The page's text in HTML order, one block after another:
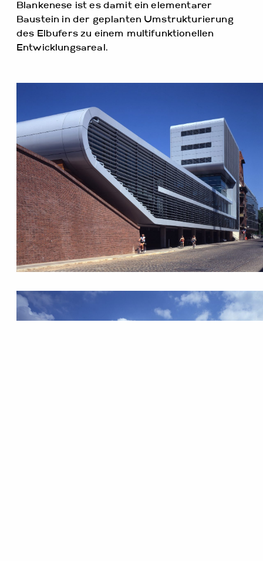
Blankenese ist es damit ein elementarer
Baustein in der geplanten Umstrukturierung
des Elbufers zu einem multifunktionellen
Entwicklungsareal.